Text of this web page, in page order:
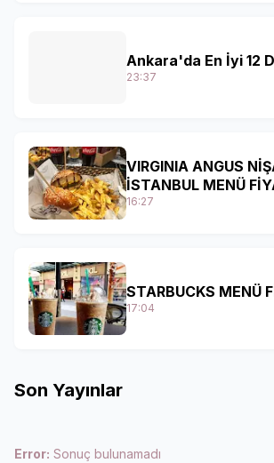
Ankara'da En İyi 12
23:37
VIRGINIA ANGUS
İSTANBUL MENÜ
16:27
STARBUCKS MENÜ
17:04
Son Yayınlar
Error: Sonuç bulunamadı